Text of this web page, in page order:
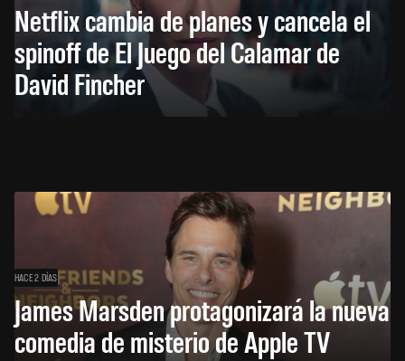
Netflix cambia de planes y cancela el
spinoff de El Juego del Calamar de
David Fincher
HACE 2 DÍAS
James Marsden protagonizará la nueva
comedia de misterio de Apple TV